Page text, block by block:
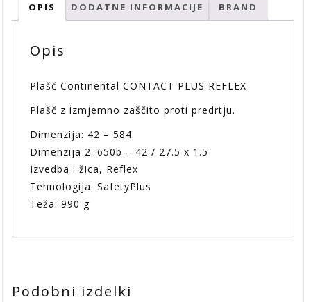
OPIS DODATNE INFORMACIJE BRAND
Opis
Plašč Continental CONTACT PLUS REFLEX
Plašč z izmjemno zaščito proti predrtju.
Dimenzija: 42 – 584
Dimenzija 2: 650b – 42 / 27.5 x 1.5
Izvedba : žica, Reflex
Tehnologija: SafetyPlus
Teža: 990 g
Podobni izdelki